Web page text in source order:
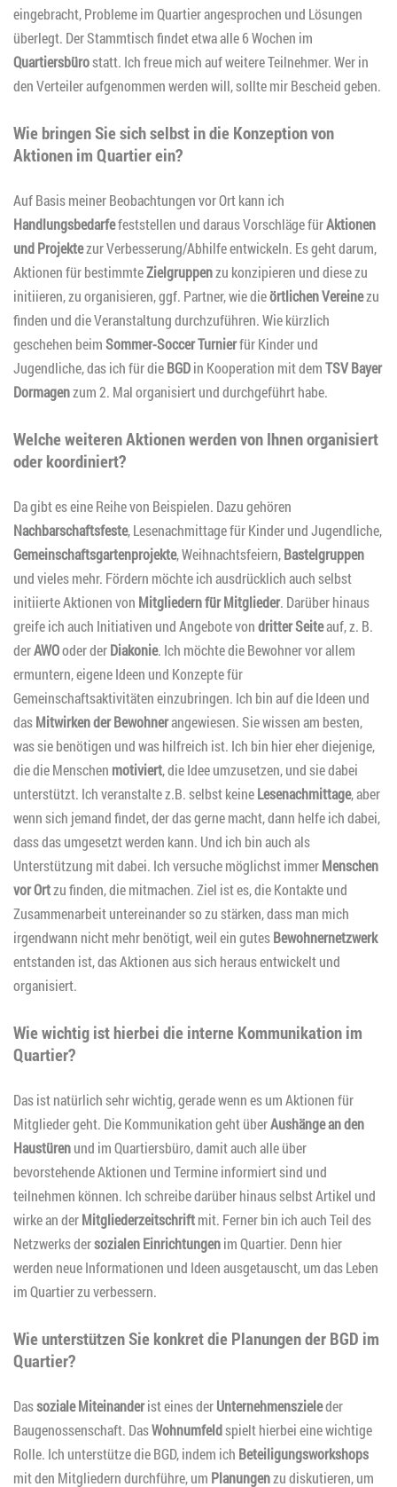
eingebracht, Probleme im Quartier angesprochen und Lösungen
überlegt. Der Stammtisch findet etwa alle 6 Wochen im
Quartiersbürostatt. Ich freue mich auf weitere Teilnehmer. Wer in
den Verteiler aufgenommen werden will, sollte mir Bescheid geben.
Wie bringen Sie sich selbst in die Konzeption von
Aktionen im Quartier ein?
Auf Basis meiner Beobachtungen vor Ort kann ich
Handlungsbedarfefeststellen und daraus Vorschläge fürAktionen
und Projektezur Verbesserung/Abhilfe entwickeln. Es geht darum,
Aktionen für bestimmteZielgruppenzu konzipieren und diese zu
initiieren, zu organisieren, ggf. Partner, wie dieörtlichen Vereinezu
finden und die Veranstaltung durchzuführen. Wie kürzlich
geschehen beimSommer-Soccer Turnierfür Kinder und
Jugendliche, das ich für dieBGDin Kooperation mit demTSV Bayer
Dormagenzum 2. Mal organisiert und durchgeführt habe.
Welche weiteren Aktionen werden von Ihnen organisiert
oder koordiniert?
Da gibt es eine Reihe von Beispielen. Dazu gehören
Nachbarschaftsfeste, Lesenachmittage für Kinder und Jugendliche,
Gemeinschaftsgartenprojekte, Weihnachtsfeiern,Bastelgruppen
und vieles mehr. Fördern möchte ich ausdrücklich auch selbst
initiierte Aktionen von Mitgliedern für Mitglieder. Darüber hinaus
greife ich auch Initiativen und Angebote vondritter Seiteauf, z. B.
derAWOoder derDiakonie. Ich möchte die Bewohner vor allem
ermuntern, eigene Ideen und Konzepte für
Gemeinschaftsaktivitäten einzubringen. Ich bin auf die Ideen und
dasMitwirken der Bewohnerangewiesen. Sie wissen am besten,
was sie benötigen und was hilfreich ist. Ich bin hier eher diejenige,
die die Menschen motiviert, die Idee umzusetzen, und sie dabei
unterstützt. Ich veranstalte z.B. selbst keineLesenachmittage, aber
wenn sich jemand findet, der das gerne macht, dann helfe ich dabei,
dass das umgesetzt werden kann. Und ich bin auch als
Unterstützung mit dabei. Ich versuche möglichst immerMenschen
vor Ortzu finden, die mitmachen. Ziel ist es, die Kontakte und
Zusammenarbeit untereinander so zu stärken, dass man mich
irgendwann nicht mehr benötigt, weil ein gutesBewohnernetzwerk
entstanden ist, das Aktionen aus sich heraus entwickelt und
organisiert.
Wie wichtig ist hierbei die interne Kommunikation im
Quartier?
Das ist natürlich sehr wichtig, gerade wenn es um Aktionen für
Mitglieder geht. Die Kommunikation geht überAushänge an den
Haustürenund im Quartiersbüro, damit auch alle über
bevorstehende Aktionen und Termine informiert sind und
teilnehmen können. Ich schreibe darüber hinaus selbst Artikel und
wirke an derMitgliederzeitschriftmit. Ferner bin ich auch Teil des
Netzwerks dersozialen Einrichtungenim Quartier. Denn hier
werden neue Informationen und Ideen ausgetauscht, um das Leben
im Quartier zu verbessern.
Wie unterstützen Sie konkret die Planungen der BGD im
Quartier?
Dassoziale Miteinanderist eines derUnternehmenszieleder
Baugenossenschaft. DasWohnumfeldspielt hierbei eine wichtige
Rolle. Ich unterstütze die BGD, indem ich Beteiligungsworkshops
mit den Mitgliedern durchführe, um Planungenzu diskutieren, um